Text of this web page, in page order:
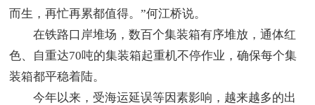
而生，再忙再累都值得。”何江桥说。
在铁路口岸堆场，数百个集装箱有序堆放，通体红
色、自重达70吨的集装箱起重机不停作业，确保每个集
装箱都平稳着陆。
今年以来，受海运延误等因素影响，越来越多的出